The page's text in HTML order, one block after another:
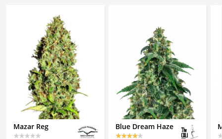
Mazar Reg Blue Dream Haze